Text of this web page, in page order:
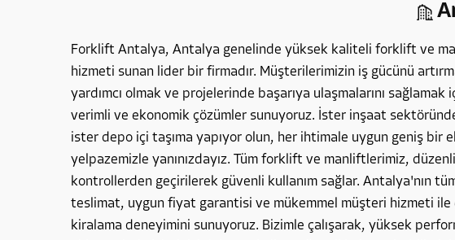
Forklift Antalya, Antalya genelinde yüksek kaliteli forklift ve
hizmeti sunan lider bir firmadır. Müşterilerimizin iş gücünü
yardımcı olmak ve projelerinde başarıya ulaşmalarını sağlamak
verimli ve ekonomik çözümler sunuyoruz. İster inşaat
ister depo içi taşıma yapıyor olun, her ihtimale uygun geniş bir
yelpazemizle yanınızdayız. Tüm forklift ve manliftlerimiz,
kontrollerden geçirilerek güvenli kullanım sağlar. Antalya'nın
teslimat, uygun fiyat garantisi ve mükemmel müşteri hizmeti ile
kiralama deneyimini sunuyoruz. Bizimle çalışarak, yüksek